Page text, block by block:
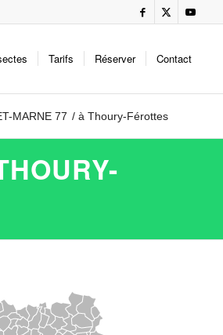
Tarifs Réserver Contact
MARNE 77 / à Thoury-Férottes